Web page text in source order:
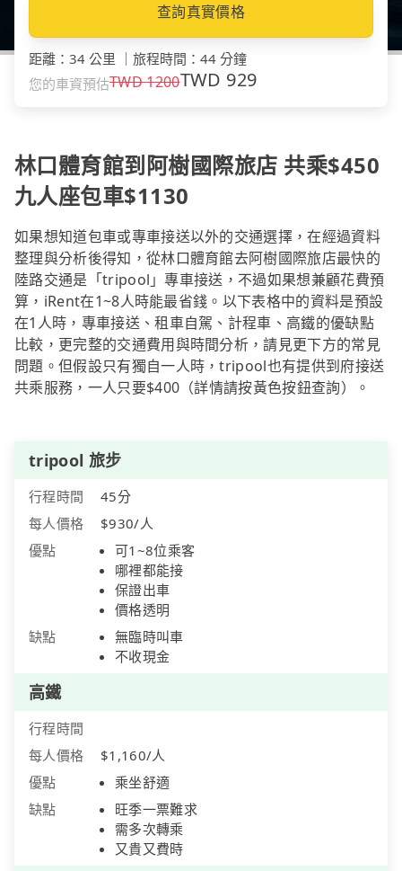
查詢真實價格
距離 ： 34 公里 ｜ 旅程時間 ： 44 分鐘
您的車資預估TWD1200TWD 929
林口體育館到阿樹國際旅店 共乘$450
九人座包車$1130
如果想知道包車或專車接送以外的交通選擇，在經過資料
整理與分析後得知，從林口體育館去阿樹國際旅店最快的
陸路交通是「tripool」專車接送，不過如果想兼顧花費預
算，iRent在1~8人時能最省錢。以下表格中的資料是預設
在1人時，專車接送、租車自駕、計程車、高鐵的優缺點
比較，更完整的交通費用與時間分析，請見更下方的常見
問題。但假設只有獨自一人時，tripool也有提供到府接送
共乘服務，一人只要$400（詳情請按黃色按鈕查詢）。
tripool 旅步
行程時間
45分
每人價格
$930/人
優點
可1~8位乘客
哪裡都能接
保證出車
價格透明
缺點
無臨時叫車
不收現金
高鐵
行程時間
每人價格
$1,160/人
優點
乘坐舒適
缺點
旺季一票難求
需多次轉乘
又貴又費時